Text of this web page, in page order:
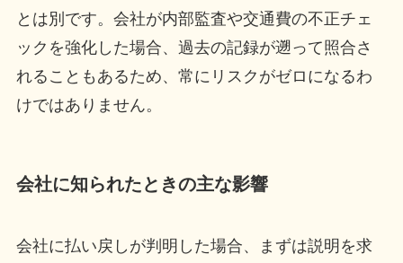
とは別です。会社が内部監査や交通費の不正チェ
ックを強化した場合、過去の記録が遡って照合さ
れることもあるため、常にリスクがゼロになるわ
けではありません。
会社に知られたときの主な影響
会社に払い戻しが判明した場合、まずは説明を求